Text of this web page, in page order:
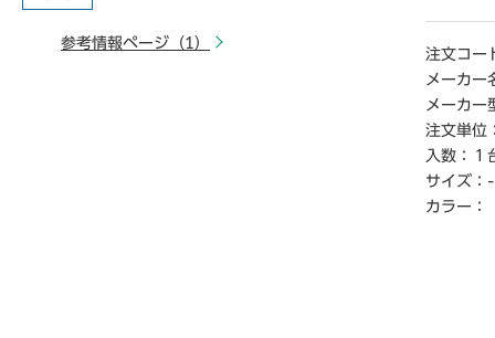
参考情報ページ（1）
● 走査周
DMI＆
● 解像
● コント
● 視野角
● 入力
● ケ―ブ
注文コー
メーカー
メーカー
注文単位
入数：
１
サイズ： -
カラー：